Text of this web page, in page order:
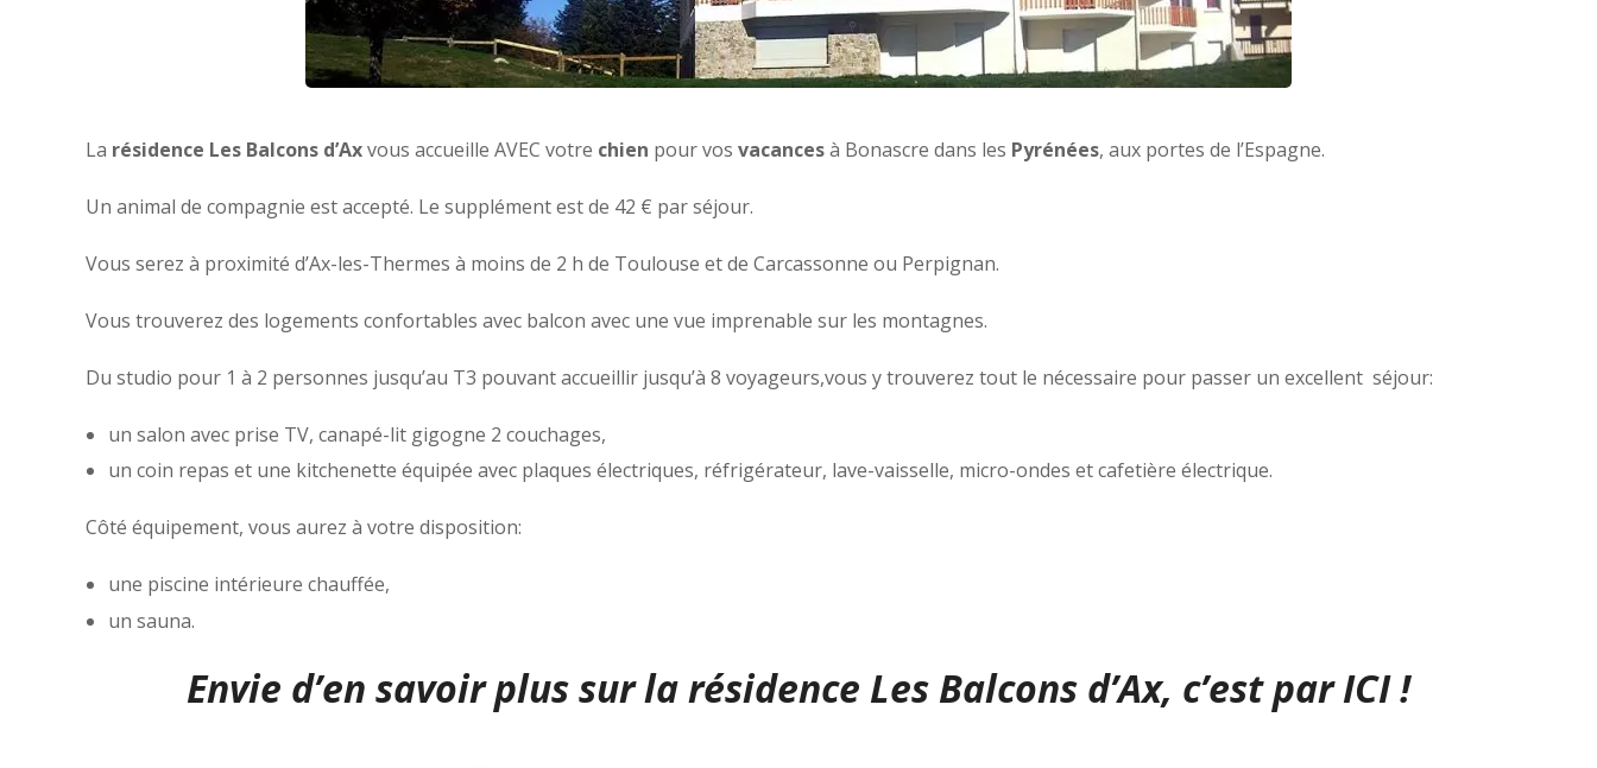
La résidence Les Balcons d’Axvous accueille AVEC votre chien pour vos vacancesà Bonascre dans les Pyrénées, aux portes de l’Espagne.
Un animal de compagnie est accepté. Le supplément est de 42 € par séjour.
Vous serez à proximité d’Ax-les-Thermes à moins de 2 h de Toulouse et de Carcassonne ou Perpignan.
Vous trouverez des logements confortables avec balcon avec une vue imprenable sur les montagnes.
Du studio pour 1 à 2 personnes jusqu’au T3 pouvant accueillir jusqu’à 8 voyageurs,vous y trouverez tout le nécessaire pour passer un excellent séjour:
un salon avec prise TV, canapé-lit gigogne 2 couchages,
un coin repas et une kitchenette équipée avec plaques électriques, réfrigérateur, lave-vaisselle, micro-ondes et cafetière électrique.
Côté équipement, vous aurez à votre disposition:
une piscine intérieure chauffée,
un sauna.
Envie d’en savoir plus sur la résidence Les Balcons d’Ax, c’est par ICI !